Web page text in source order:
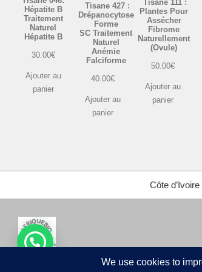
Hépatite B
Traitement
Naturel
Hépatite B
30.00€
Ajouter au
panier
Tisane 427 :
Drépanocytose
Forme
SC Traitement
Naturel
Anémie
Falciforme
40.00€
Ajouter au
panier
Tisane 111 :
Plantes Pour
Assécher
Fibrome
Naturellement
(Ovule)
50.00€
Ajouter au
panier
Côte d’Ivoire